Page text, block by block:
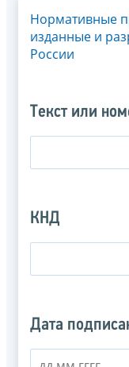
Нормативные
изданные и
России
Текст или
КНД
Дата